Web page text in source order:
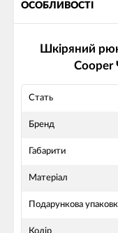
ОСОБЛИВОСТІ
Шкіряний
Cooper
Стать
Бренд
Габарити
Матеріал
Подарункова